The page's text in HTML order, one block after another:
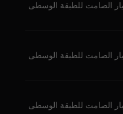
الصامت للطبقة الوسطى
الصامت للطبقة الوسطى
الصامت للطبقة الوسطى